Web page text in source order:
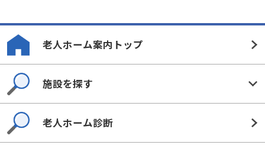
老人ホーム案内トップ
施設を探す
老人ホーム診断